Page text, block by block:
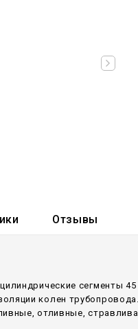
Отзывы
сегменты
колен
отливные,